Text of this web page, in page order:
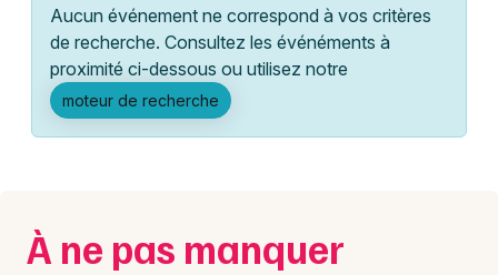
Activité & Expérience
Manifestations
Foires & salons
Concerts
Lyon
Marseille
Mulhouse
Nice
Aucun événement ne correspond à vos critères
de recherche. Consultez les événéments à
proximité ci-dessous ou utilisez notre
moteur de recherche
À ne pas manquer